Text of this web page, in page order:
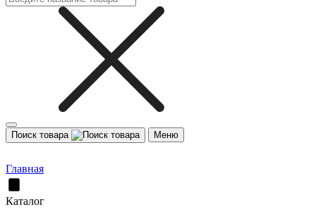
Поиск товара Меню
Главная
Каталог